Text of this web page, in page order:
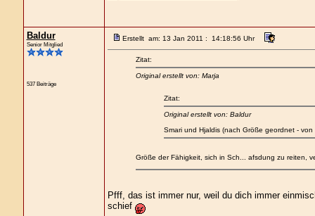
Baldur
Senior Mitglied
537 Beiträge
Erstellt am: 13 Jan 2011 : 14:18:56 Uhr
Zitat:
Original erstellt von: Marja
Zitat:
Original erstellt von: Baldur
Smari und Hjaldis (nach Größe geordnet -
Größe der Fähigkeit, sich in Sch... afsdung zu reiten,
Pfff, das ist immer nur, weil du dich immer
schief